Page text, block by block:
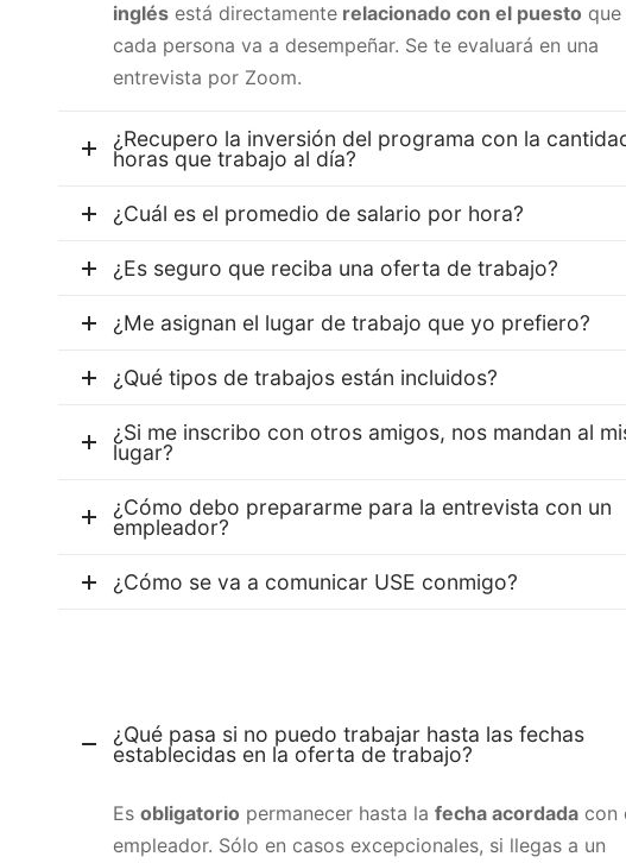
inglés está directamente relacionado con el puesto que
cada persona va a desempeñar. Se te evaluará en una
entrevista por Zoom.
¿Recupero la inversión del programa con la
horas que trabajo al día?
¿Cuál es el promedio de salario por hora?
¿Es seguro que reciba una oferta de trabajo?
¿Me asignan el lugar de trabajo que yo prefiero?
¿Qué tipos de trabajos están incluidos?
¿Si me inscribo con otros amigos, nos mandan al
lugar?
¿Cómo debo prepararme para la entrevista con un
empleador?
¿Cómo se va a comunicar USE conmigo?
¿Qué pasa si no puedo trabajar hasta las fechas
establecidas en la oferta de trabajo?
Es obligatorio permanecer hasta la fecha acordada con
empleador. Sólo en casos excepcionales, si llegas a un